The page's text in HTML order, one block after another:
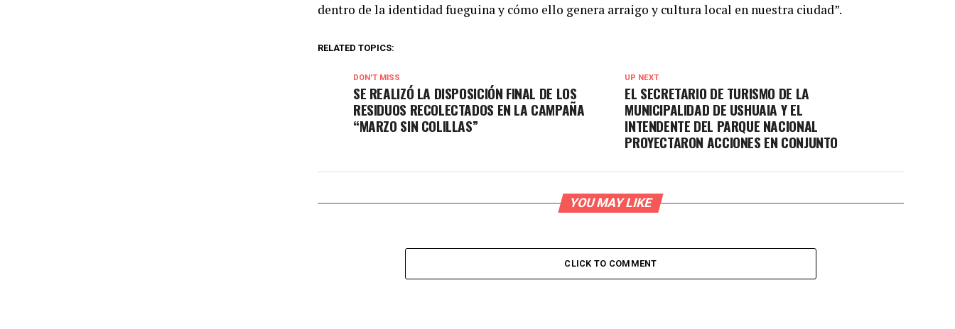
dentro de la identidad fueguina y cómo ello genera arraigo y cultura local en nuestra ciudad”.
RELATED TOPICS:
UP NEXT
EL SECRETARIO DE TURISMO DE LA
MUNICIPALIDAD DE USHUAIA Y EL
INTENDENTE DEL PARQUE NACIONAL
PROYECTARON ACCIONES EN CONJUNTO
DON'T MISS
SE REALIZÓ LA DISPOSICIÓN FINAL DE LOS
RESIDUOS RECOLECTADOS EN LA CAMPAÑA
“MARZO SIN COLILLAS”
YOU MAY LIKE
CLICK TO COMMENT